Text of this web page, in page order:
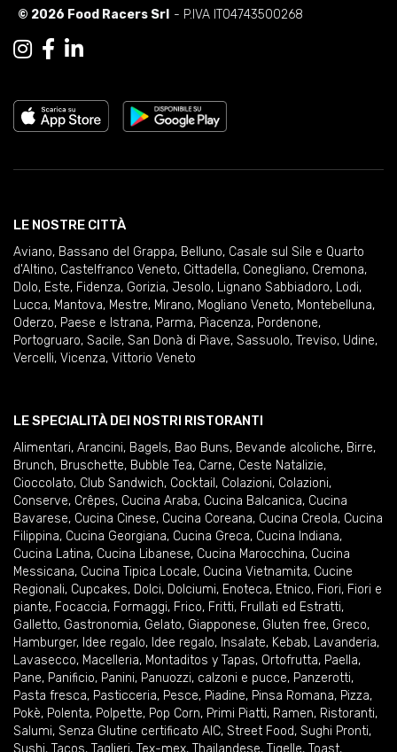
© 2026 Food Racers Srl - P.IVA IT04743500268
LE NOSTRE CITTÀ
Aviano, Bassano del Grappa, Belluno, Casale sul Sile e Quarto
d'Altino, Castelfranco Veneto, Cittadella, Conegliano, Cremona,
Dolo, Este, Fidenza, Gorizia, Jesolo, Lignano Sabbiadoro, Lodi,
Lucca, Mantova, Mestre, Mirano, Mogliano Veneto, Montebelluna,
Oderzo, Paese e Istrana, Parma, Piacenza, Pordenone,
Portogruaro, Sacile, San Donà di Piave, Sassuolo, Treviso, Udine,
Vercelli, Vicenza, Vittorio Veneto
LE SPECIALITÀ DEI NOSTRI RISTORANTI
Alimentari, Arancini, Bagels, Bao Buns, Bevande alcoliche, Birre,
Brunch, Bruschette, Bubble Tea, Carne, Ceste Natalizie,
Cioccolato, Club Sandwich, Cocktail , Colazioni, Colazioni,
Conserve, Crêpes, Cucina Araba, Cucina Balcanica, Cucina
Bavarese, Cucina Cinese, Cucina Coreana, Cucina Creola, Cucina
Filippina, Cucina Georgiana, Cucina Greca, Cucina Indiana,
Cucina Latina, Cucina Libanese, Cucina Marocchina, Cucina
Messicana, Cucina Tipica Locale, Cucina Vietnamita, Cucine
Regionali, Cupcakes, Dolci, Dolciumi, Enoteca, Etnico, Fiori, Fiori e
piante, Focaccia, Formaggi, Frico, Fritti, Frullati ed Estratti,
Galletto, Gastronomia, Gelato, Giapponese, Gluten free, Greco,
Hamburger, Idee regalo, Idee regalo, Insalate, Kebab, Lavanderia,
Lavasecco, Macelleria, Montaditos y Tapas, Ortofrutta, Paella,
Pane, Panificio, Panini, Panuozzi, calzoni e pucce, Panzerotti,
Pasta fresca, Pasticceria, Pesce, Piadine, Pinsa Romana, Pizza,
Pokè, Polenta, Polpette, Pop Corn, Primi Piatti, Ramen, Ristoranti,
Salumi, Senza Glutine certificato AIC, Street Food, Sughi Pronti,
Sushi, Tacos, Taglieri, Tex-mex, Thailandese, Tigelle, Toast,